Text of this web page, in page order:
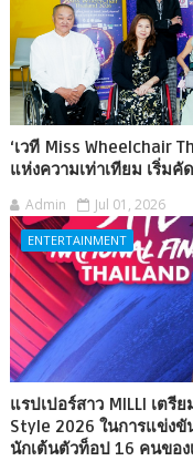
‘เวที Miss Wheelchair
แห่งความเท่าเทียม เริ่มคั
Admin Jul 01, 2026
ENTERTAINMENT
แรปเปอร์สาว MILLI เตรี
Style 2026 ในการแข่งขั
นักเต้นตัวท็อป 16 คนของ